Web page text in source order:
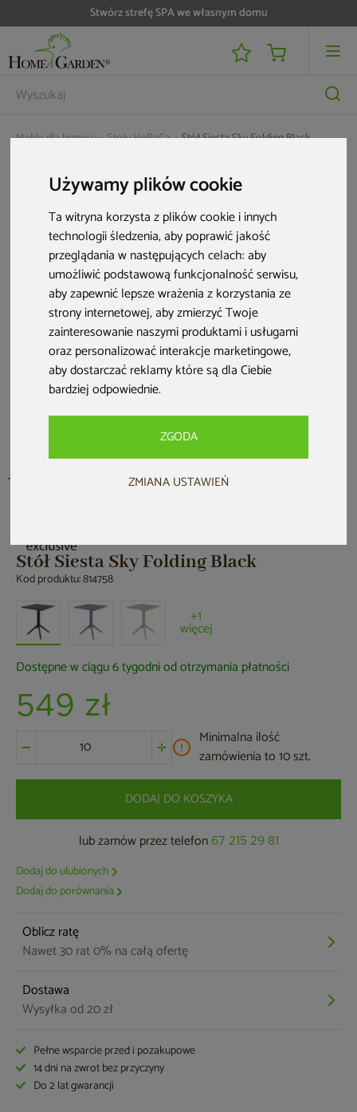
Używamy plików cookie
Ta witryna korzysta z plików cookie i innych
technologii śledzenia, aby poprawić jakość
przeglądania w następujących celach:aby
umożliwić podstawową funkcjonalność serwisu,
aby zapewnić lepsze wrażenia z korzystania ze
strony internetowej,aby zmierzyć Twoje
zainteresowanie naszymi produktami i usługami
oraz personalizować interakcje marketingowe,
aby dostarczać reklamy które są dla Ciebie
bardziej odpowiednie.
ZGODA
ZMIANA USTAWIEŃ
Stwórz strefę SPA we własnym domu
Meble dla biznesu Stoły HoReCa Stół Siesta Sky Folding Black
Stół Siesta Sky Folding Black
Kod produktu: 814758
+1
więcej
Dostępne w ciągu 6 tygodni od otrzymania płatności
549 zł
Minimalna ilość
zamówienia to 10 szt.
DODAJ DO KOSZYKA
lub zamów przez telefon 67 215 29 81
Dodaj do ulubionych
Dodaj do porównania
Oblicz ratę
Nawet 30 rat 0% na całą ofertę
Dostawa
Wysyłka od 20 zł
Pełne wsparcie przed i pozakupowe
14 dni na zwrot bez przyczyny
Do 2 lat gwarancji